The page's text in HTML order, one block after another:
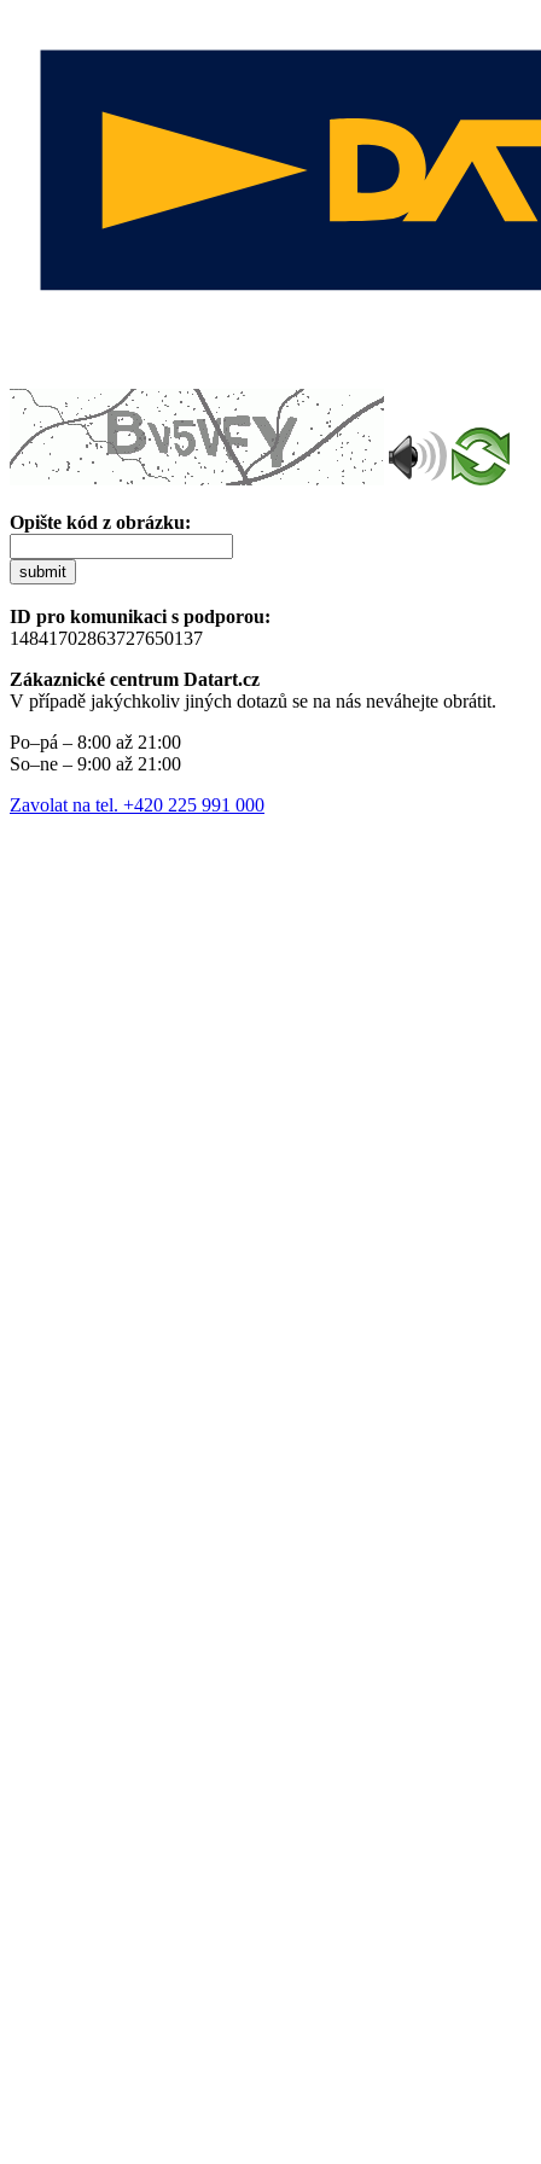
Opište kód z obrázku:
submit
ID pro komunikaci s podporou:
14841702863727650137
Zákaznické centrum Datart.cz
V případě jakýchkoliv jiných dotazů se na nás neváhejte obrátit.
Po–pá – 8:00 až 21:00
So–ne – 9:00 až 21:00
Zavolat na tel. +420 225 991 000